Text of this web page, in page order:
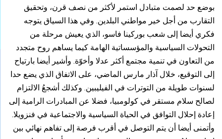
بوضع حد لصمت متبادل استمر لأكثر من نصف قرن، وتحقيق
التقارب من أجل خير مواطني البلدين. وفي هذا السياق يتوجه
فكري أيضا إلى شعب بوركينا فاسو، الذي يعيش مرحلة من
التحولات السياسية والمؤسساتية الهامة كيما يساهم روح متجدد
من التعاون في تنمية مجتمع أكثر عدلا وأخوّة. وأشير أيضا بارتياح
إلى التوقيع، خلال آذار مارس الماضي، على الاتفاق الذي يضع حدا
لسنوات طويلة من التوترات في الفيليبين. وكذلك أشجعُ الالتزام
لصالح سلام مستقر في كولومبيا، فضلا عن المبادرات الرامية إلى
إعادة إحلال التوافق في الحياة السياسية والاجتماعية في فنزويلا.
وأتمنى أيضا أن يتم التوصل في أقرب فرصة إلى تفاهم نهائي بين